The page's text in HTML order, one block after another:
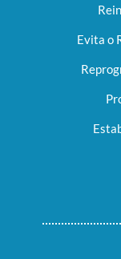
Evita o